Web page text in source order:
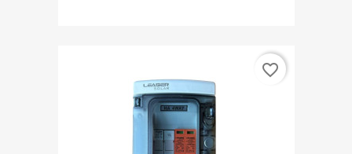
favorite_border